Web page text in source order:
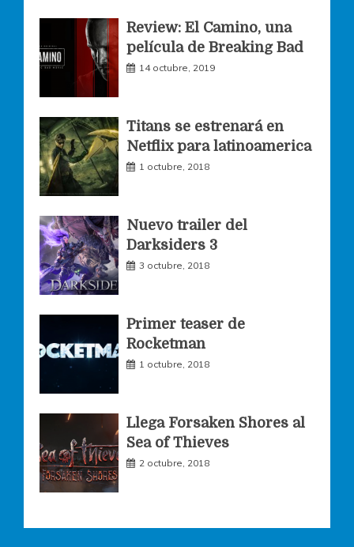
e
b
o
o
t
a
g
m
t
t
r
Review: El Camino, una
película de Breaking Bad
14 octubre, 2019
Titans se estrenará en
Netflix para latinoamerica
1 octubre, 2018
Nuevo trailer del
Darksiders 3
3 octubre, 2018
Primer teaser de
Rocketman
1 octubre, 2018
Llega Forsaken Shores al
Sea of Thieves
2 octubre, 2018